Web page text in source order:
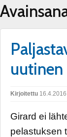
uutinen
Kirjoitettu 16.4.2016
Girard ei
pelastuksen